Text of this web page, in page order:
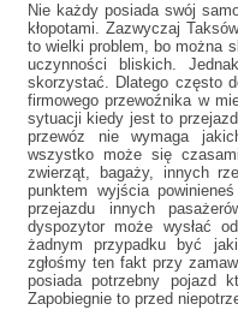
Nie każdy posiada swój
kłopotami. Zazwyczaj
to wielki problem, bo można
uczynności bliskich.
skorzystać. Dlatego często
firmowego przewoźnika w
sytuacji kiedy jest to
przewóz nie wymaga
wszystko może się
zwierząt, bagaży, innych
punktem wyjścia
przejazdu innych
dyspozytor może wysłać
żadnym przypadku być
zgłośmy ten fakt przy
posiada potrzebny pojazd
Zapobiegnie to przed